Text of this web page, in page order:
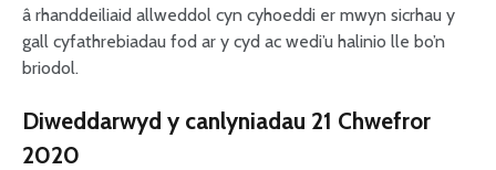
â rhanddeiliaid allweddol cyn cyhoeddi er mwyn sicrhau y
gall cyfathrebiadau fod ar y cyd ac wedi’u halinio lle bo’n
briodol.
Diweddarwyd y canlyniadau 21 Chwefror
2020